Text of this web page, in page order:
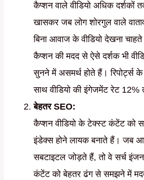
कैप्शन वाले वीडियो अधिक
खासकर जब लोग शोरगुल वाले
बिना आवाज के वीडियो देखना
कैप्शन की मदद से ऐसे दर्शक भी
सुनने में असमर्थ होते हैं। रिपोर्ट्स
साथ वीडियो की इंगेजमेंट रेट
बेहतर SEO:
कैप्शन वीडियो के टेक्स्ट कंटेंट को
इंडेक्स होने लायक बनाते हैं। जब
सबटाइटल जोड़ते हैं, तो वे सर्च इंजन
कंटेंट को बेहतर ढंग से समझने में